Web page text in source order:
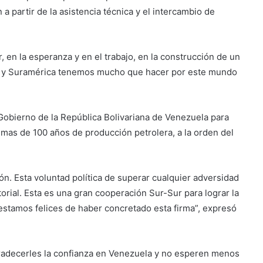
partir de la asistencia técnica y el intercambio de
en la esperanza y en el trabajo, en la construcción de un
Suramérica tenemos mucho que hacer por este mundo
de la República Bolivariana de Venezuela para
de 100 años de producción petrolera, a la orden del
Esta voluntad política de superar cualquier adversidad
Esta es una gran cooperación Sur-Sur para lograr la
felices de haber concretado esta firma”, expresó
la confianza en Venezuela y no esperen menos